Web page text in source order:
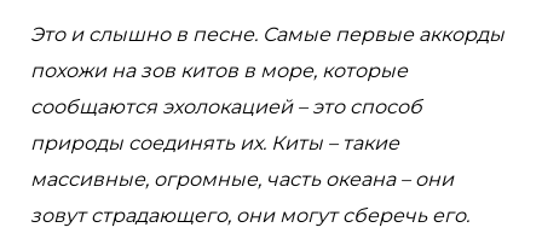
Это и слышно в песне. Самые первые аккорды
похожи на зов китов в море, которые
сообщаются эхолокацией – это способ
природы соединять их. Киты – такие
массивные, огромные, часть океана – они
зовут страдающего, они могут сберечь его.